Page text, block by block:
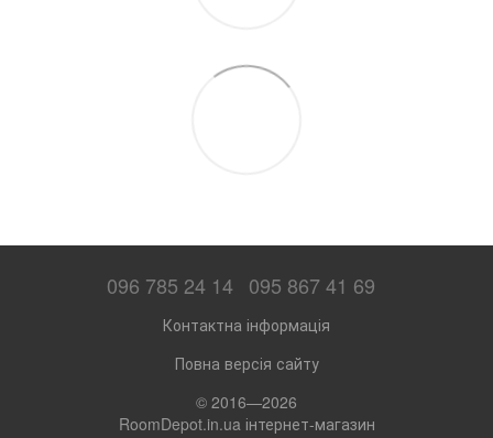
096 785 24 14 095 867 41 69
Контактна інформація
Повна версія сайту
© 2016—2026
RoomDepot.in.ua інтернет-магазин